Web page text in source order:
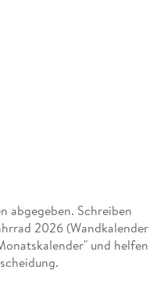
abgegeben. Schreiben
2026 (Wandkalender
und helfen